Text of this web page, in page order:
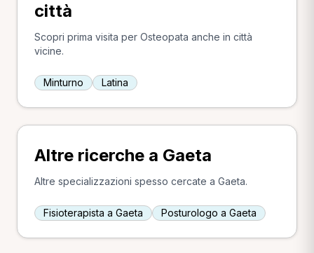
città
Scopri prima visita per Osteopata anche in città
vicine.
Minturno Latina
Altre ricerche a Gaeta
Altre specializzazioni spesso cercate a Gaeta.
Fisioterapista a Gaeta Posturologo a Gaeta